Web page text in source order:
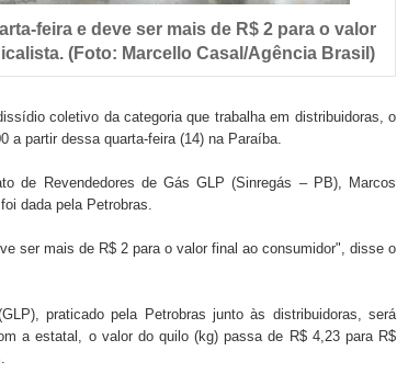
foco na qualificação dos serviços do
e prática repudiável revolta
e afirma que parcelamentos
feira e deve ser mais de R$ 2 para o valor
(Foto: Marcello Casal/Agência Brasil)
coletivo da categoria que trabalha em distribuidoras, o
a partir dessa quarta-feira (14) na Paraíba.
de Revendedores de Gás GLP (Sinregás – PB), Marcos
dada pela Petrobras.
ser mais de R$ 2 para o valor final ao consumidor", disse o
praticado pela Petrobras junto às distribuidoras, será
a estatal, o valor do quilo (kg) passa de R$ 4,23 para R$